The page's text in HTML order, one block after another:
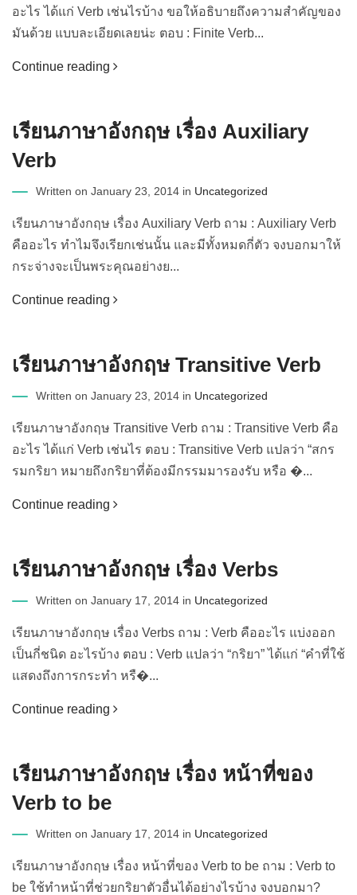
อะไร ได้แก่ Verb เช่นไรบ้าง ขอให้อธิบายถึงความสำคัญของ
มันด้วย แบบละเอียดเลยน่ะ ตอบ : Finite Verb...
Continue reading
เรียนภาษาอังกฤษ เรื่อง Auxiliary
Verb
Written on January 23, 2014 in Uncategorized
เรียนภาษาอังกฤษ เรื่อง Auxiliary Verb ถาม : Auxiliary Verb
คืออะไร ทำไมจึงเรียกเช่นนั้น และมีทั้งหมดกี่ตัว จงบอกมาให้
กระจ่างจะเป็นพระคุณอย่างย...
Continue reading
เรียนภาษาอังกฤษ Transitive Verb
Written on January 23, 2014 in Uncategorized
เรียนภาษาอังกฤษ Transitive Verb ถาม : Transitive Verb คือ
อะไร ได้แก่ Verb เช่นไร ตอบ : Transitive Verb แปลว่า “สกร
รมกริยา หมายถึงกริยาที่ต้องมีกรรมมารองรับ หรือ �...
Continue reading
เรียนภาษาอังกฤษ เรื่อง Verbs
Written on January 17, 2014 in Uncategorized
เรียนภาษาอังกฤษ เรื่อง Verbs ถาม : Verb คืออะไร แบ่งออก
เป็นกี่ชนิด อะไรบ้าง ตอบ : Verb แปลว่า “กริยา” ได้แก่ “คำที่ใช้
แสดงถึงการกระทำ หรื�...
Continue reading
เรียนภาษาอังกฤษ เรื่อง หน้าที่ของ
Verb to be
Written on January 17, 2014 in Uncategorized
เรียนภาษาอังกฤษ เรื่อง หน้าที่ของ Verb to be ถาม : Verb to
be ใช้ทำหน้าที่ช่วยกริยาตัวอื่นได้อย่างไรบ้าง จงบอกมา?